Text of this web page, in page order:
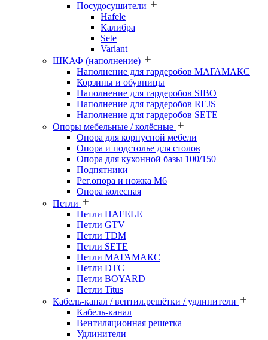
Посудосушители
Hafele
Калибра
Sete
Variant
ШКАФ (наполнение)
Наполнение для гардеробов МАГАМАКС
Корзины и обувницы
Наполнение для гардеробов SIBO
Наполнение для гардеробов REJS
Наполнение для гардеробов SETE
Опоры мебельные / колёсные
Опора для корпусной мебели
Опора и подстолье для столов
Опора для кухонной базы 100/150
Подпятники
Рег.опора и ножка М6
Опора колесная
Петли
Петли HAFELE
Петли GTV
Петли TDM
Петли SETE
Петли МАГАМАКС
Петли DTC
Петли BOYARD
Петли Titus
Кабель-канал / вентил.решётки / удлинители
Кабель-канал
Вентиляционная решетка
Удлинители